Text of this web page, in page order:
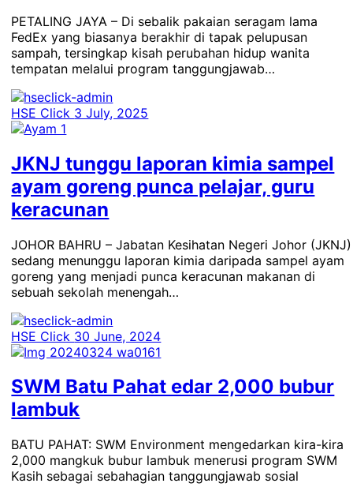
PETALING JAYA – Di sebalik pakaian seragam lama
FedEx yang biasanya berakhir di tapak pelupusan
sampah, tersingkap kisah perubahan hidup wanita
tempatan melalui program tanggungjawab…
HSE Click 3 July, 2025
JKNJ tunggu laporan kimia sampel
ayam goreng punca pelajar, guru
keracunan
JOHOR BAHRU – Jabatan Kesihatan Negeri Johor (JKNJ)
sedang menunggu laporan kimia daripada sampel ayam
goreng yang menjadi punca keracunan makanan di
sebuah sekolah menengah…
HSE Click 30 June, 2024
SWM Batu Pahat edar 2,000 bubur
lambuk
BATU PAHAT: SWM Environment mengedarkan kira-kira
2,000 mangkuk bubur lambuk menerusi program SWM
Kasih sebagai sebahagian tanggungjawab sosial